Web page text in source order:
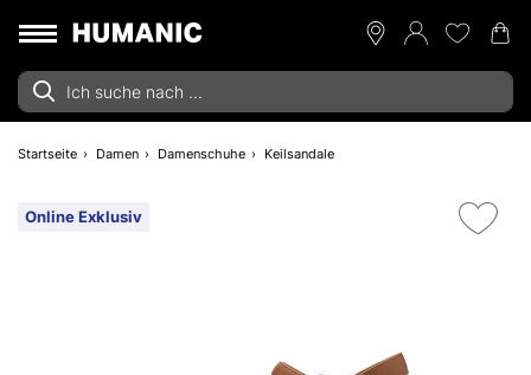
Startseite Damen Damenschuhe Keilsandale
Online Exklusiv